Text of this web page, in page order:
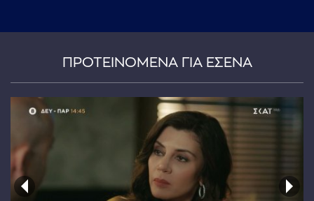
ΠΡΟΤΕΙΝΟΜΕΝΑ ΓΙΑ ΕΣΕΝΑ